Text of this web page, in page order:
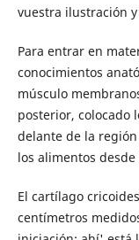
vuestra ilustración
Para entrar en
conocimientos
músculo
posterior, colocado
delante de la
los alimentos
El cartílago
centímetros